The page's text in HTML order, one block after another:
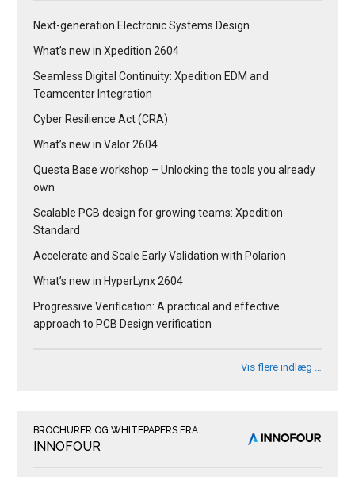
Next-generation Electronic Systems Design
What’s new in Xpedition 2604
Seamless Digital Continuity: Xpedition EDM and
Teamcenter Integration
Cyber Resilience Act (CRA)
What’s new in Valor 2604
Questa Base workshop – Unlocking the tools you already
own
Scalable PCB design for growing teams: Xpedition
Standard
Accelerate and Scale Early Validation with Polarion
What’s new in HyperLynx 2604
Progressive Verification: A practical and effective
approach to PCB Design verification
Vis flere indlæg …
BROCHURER OG WHITEPAPERS FRA
INNOFOUR